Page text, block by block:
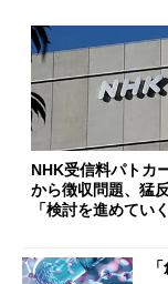
NHK受信料パトカ
から徴収問題、猛
「検討を進めてい